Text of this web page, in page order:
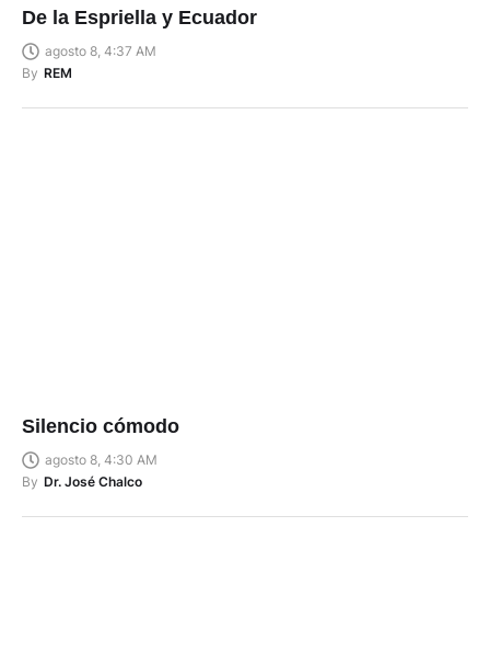
De la Espriella y Ecuador
agosto 8, 4:37 AM
By REM
Silencio cómodo
agosto 8, 4:30 AM
By Dr. José Chalco